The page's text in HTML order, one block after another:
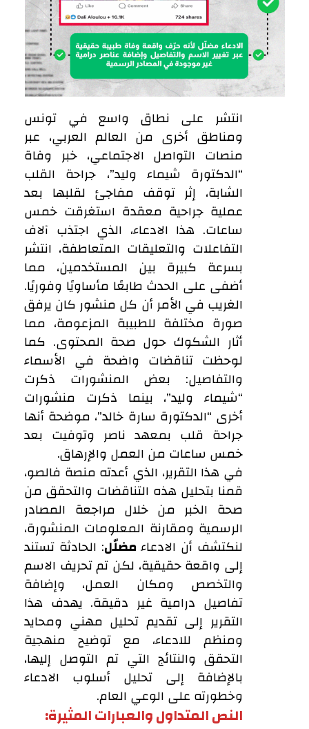
انتشر على نطاق واسع في تونس
ومناطق أخرى من العالم العربي، عبر
منصات التواصل الاجتماعي، خبر وفاة
“الدكتورة شيماء وليد”، جراحة القلب
الشابة، إثر توقف مفاجئ لقلبها بعد
عملية جراحية معقدة استغرقت خمس
ساعات. هذا الادعاء، الذي اجتذب آلاف
التفاعلات والتعليقات المتعاطفة، انتشر
بسرعة كبيرة بين المستخدمين، مما
أضفى على الحدث طابعًا مأساويًا وفوريًا.
الغريب في الأمر أن كل منشور كان يرفق
صورة مختلفة للطبيبة المزعومة، مما
أثار الشكوك حول صحة المحتوى. كما
لوحظت تناقضات واضحة في الأسماء
والتفاصيل: بعض المنشورات ذكرت
“شيماء وليد”، بينما ذكرت منشورات
أخرى “الدكتورة سارة خالد”، موضحة أنها
جراحة قلب بمعهد ناصر وتوفيت بعد
خمس ساعات من العمل والإرهاق.
في هذا التقرير، الذي أعدته منصة فالصو،
قمنا بتحليل هذه التناقضات والتحقق من
صحة الخبر من خلال مراجعة المصادر
الرسمية ومقارنة المعلومات المنشورة،
لنكتشف أن الادعاء مضلّل: الحادثة تستند
إلى واقعة حقيقية، لكن تم تحريف الاسم
والتخصص ومكان العمل، وإضافة
تفاصيل درامية غير دقيقة. يهدف هذا
التقرير إلى تقديم تحليل مهني ومحايد
ومنظم للادعاء، مع توضيح منهجية
التحقق والنتائج التي تم التوصل إليها،
بالإضافة إلى تحليل أسلوب الادعاء
وخطورته على الوعي العام.
النص المتداول والعبارات المثيرة: